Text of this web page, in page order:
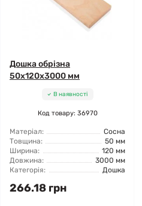
Дошка обрізна
50x120x3000 мм
В наявності
Код товару: 36970
Матеріал:
Сосна
Товщина:
50 мм
Ширина:
120 мм
Довжина:
3000 мм
Категорія:
Дошка
266.18 грн